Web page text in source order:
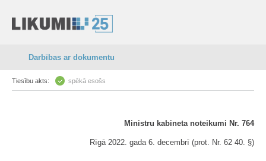
Darbības ar dokumentu
Tiesību akts: spēkā esošs
Ministru kabineta noteikumi Nr. 764
Rīgā 2022. gada 6. decembrī (prot. Nr. 62 40. §)